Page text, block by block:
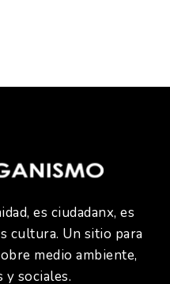
es ciudadanx, es
cultura. Un sitio para
medio ambiente,
y sociales.